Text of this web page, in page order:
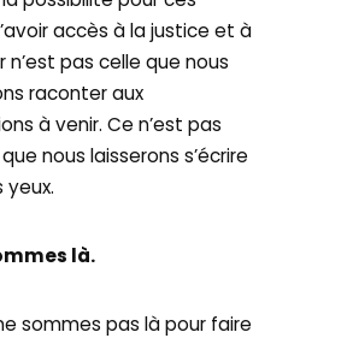
accès à la justice et à
n’est pas celle que nous
raconter aux
à venir. Ce n’est pas
nous laisserons s’écrire
yeux.
là.
sommes pas là pour faire